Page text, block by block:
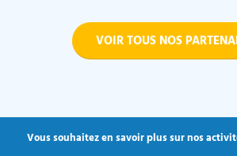
VOIR TOUS NOS
Vous souhaitez en savoir plus sur nos